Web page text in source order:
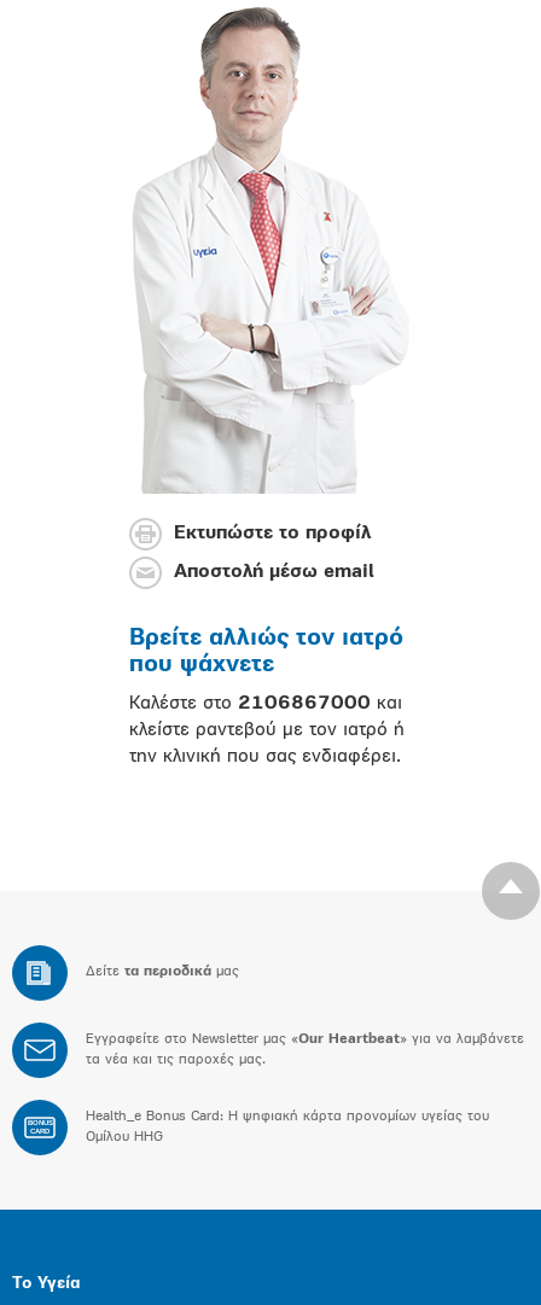
Εκτυπώστε το προφίλ
Αποστολή μέσω email
Βρείτε αλλιώς τον ιατρό
που ψάχνετε
Καλέστε στο 2106867000 και
κλείστε ραντεβού με τον ιατρό ή
την κλινική που σας ενδιαφέρει.
Δείτε τα περιοδικά μας
Εγγραφείτε στο Newsletter μας «Our Heartbeat» για να λαμβάνετε
τα νέα και τις παροχές μας.
BONUS
CARD
Health_e Bonus Card: H ψηφιακή κάρτα προνομίων υγείας του
Ομίλου HHG
Το Υγεία